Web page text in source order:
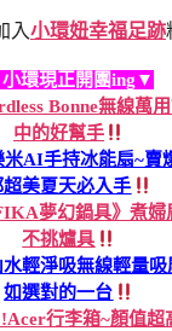
入小環妞幸福足跡
環現正開團ing▼
Bonne無線萬
中的好幫手
米AI手持冰能扇~賣
超美夏天必入手
夢幻鍋具》煮
不挑爐具
水輕淨吸無線輕量
如選對的一台
行李箱~顏值